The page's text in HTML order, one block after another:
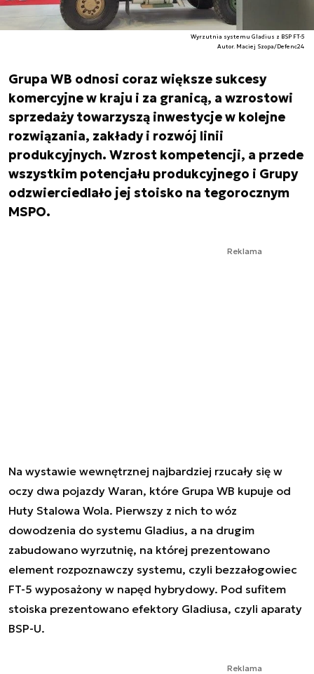
Wyrzutnia systemu Gladius z BSP FT-5
Autor. Maciej Szopa/Defenc24
Grupa WB odnosi coraz większe sukcesy
komercyjne w kraju i za granicą, a wzrostowi
sprzedaży towarzyszą inwestycje w kolejne
rozwiązania, zakłady i rozwój linii
produkcyjnych. Wzrost kompetencji, a przede
wszystkim potencjału produkcyjnego i Grupy
odzwierciedlało jej stoisko na tegorocznym
MSPO.
Reklama
Na wystawie wewnętrznej najbardziej rzucały się w
oczy dwa pojazdy Waran, które Grupa WB kupuje od
Huty Stalowa Wola. Pierwszy z nich to wóz
dowodzenia do systemu Gladius, a na drugim
zabudowano wyrzutnię, na której prezentowano
element rozpoznawczy systemu, czyli bezzałogowiec
FT-5 wyposażony w napęd hybrydowy. Pod sufitem
stoiska prezentowano efektory Gladiusa, czyli aparaty
BSP-U.
Reklama